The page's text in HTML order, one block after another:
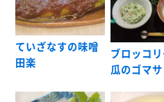
ていざなすの味噌
田楽
ブロッコ
瓜のゴマ